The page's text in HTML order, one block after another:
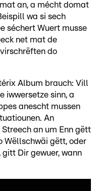
an, a mécht domat
wa si sech
séchert Wuert musse
net mat de
do
Album brauch: Vill
iwwersetze sinn, a
anescht mussen
An
an um Enn gëtt
Wëllschwäi gëtt, oder
Dir gewuer, wann